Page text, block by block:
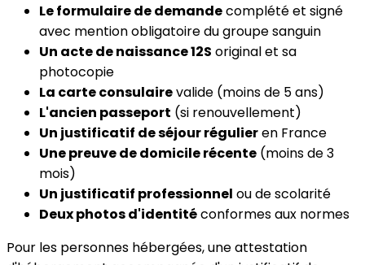
Le formulaire de demandecomplété et signé
avec mention obligatoire du groupe sanguin
Un acte de naissance 12S original et sa
photocopie
La carte consulairevalide (moins de 5 ans)
L'ancien passeport (si renouvellement)
Un justificatif de séjour régulieren France
Une preuve de domicile récente (moins de 3
mois)
Un justificatif professionnel ou de scolarité
Deux photos d'identitéconformes aux normes
Pour les personnes hébergées, une attestation